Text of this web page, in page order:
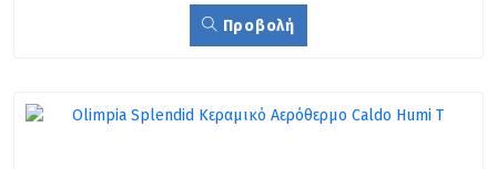
Προβολή